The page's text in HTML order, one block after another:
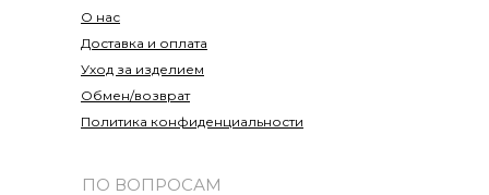
О нас
Доставка и оплата
Уход за изделием
Обмен/возврат
Политика конфиденциальности
ПО ВОПРОСАМ